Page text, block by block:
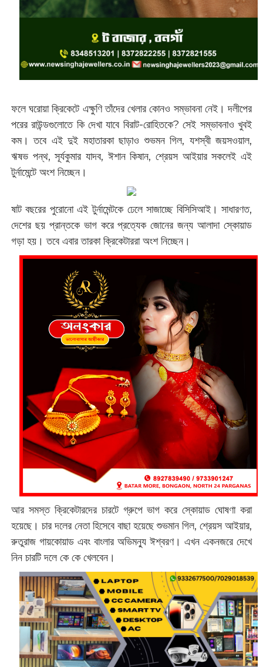
ফলে ঘরোয়া ক্রিকেটে এক্ষুণি তাঁদের খেলার কোনও সম্ভাবনা নেই। দলীপের
পরের রাউন্ডগুলোতে কি দেখা যাবে বিরাট-রোহিতকে? সেই সম্ভাবনাও খুবই
কম। তবে এই দুই মহাতারকা ছাড়াও শুভমন গিল, যশস্বী জয়সওয়াল,
ঋষভ পন্থ, সূর্যকুমার যাদব, ঈশান কিষান, শ্রেয়স আইয়ার সকলেই এই
টুর্নামেন্টে অংশ নিচ্ছেন।
ষাট বছরের পুরোনো এই টুর্নামেন্টকে ঢেলে সাজাচ্ছে বিসিসিআই। সাধারণত,
দেশের ছয় প্রান্তকে ভাগ করে প্রত্যেক জোনের জন্য আলাদা স্কোয়াড
গড়া হয়। তবে এবার তারকা ক্রিকেটাররা অংশ ‌নিচ্ছেন।
আর সমস্ত ক্রিকেটারদের চারটে গ্রুপে ভাগ করে স্কোয়াড ঘোষণা করা
হয়েছে। চার দলের নেতা হিসেবে বাছা হয়েছে শুভমান গিল, শ্রেয়স আইয়ার,
রুতুরাজ গায়কোয়াড এবং বাংলার অভিমন্যু ঈশ্বরণ। এখন একনজরে দেখে
নিন চারটি দলে কে কে খেলবেন।